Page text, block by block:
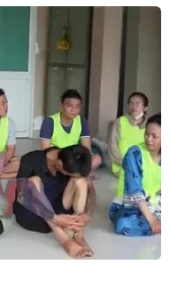
nhân 2019-
điều trị HIV
hô hấp cấp do
nCoV) tại Malaysia
bằng Kaletra - một